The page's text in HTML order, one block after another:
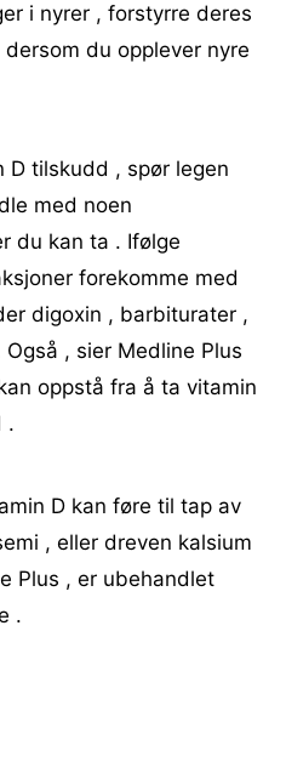
i nyrer , forstyrre deres
du opplever nyre
D tilskudd , spør legen
med noen
du kan ta . Ifølge
forekomme med
digoxin , barbiturater ,
, sier Medline Plus
oppstå fra å ta vitamin
.
D kan føre til tap av
, eller dreven kalsium
Plus , er ubehandlet
.